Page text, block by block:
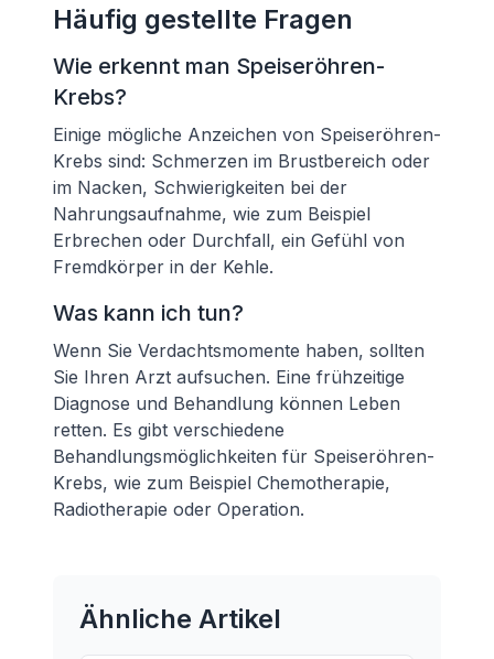
Häufig gestellte Fragen
Wie erkennt man Speiseröhren-
Krebs?
Einige mögliche Anzeichen von Speiseröhren-
Krebs sind: Schmerzen im Brustbereich oder
im Nacken, Schwierigkeiten bei der
Nahrungsaufnahme, wie zum Beispiel
Erbrechen oder Durchfall, ein Gefühl von
Fremdkörper in der Kehle.
Was kann ich tun?
Wenn Sie Verdachtsmomente haben, sollten
Sie Ihren Arzt aufsuchen. Eine frühzeitige
Diagnose und Behandlung können Leben
retten. Es gibt verschiedene
Behandlungsmöglichkeiten für Speiseröhren-
Krebs, wie zum Beispiel Chemotherapie,
Radiotherapie oder Operation.
Ähnliche Artikel